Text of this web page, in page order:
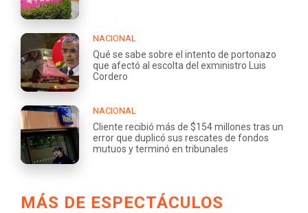
NACIONAL
Qué se sabe sobre el intento de portonazo
que afectó al escolta del exministro Luis
Cordero
NACIONAL
Cliente recibió más de $154 millones tras un
error que duplicó sus rescates de fondos
mutuos y terminó en tribunales
MÁS DE ESPECTÁCULOS